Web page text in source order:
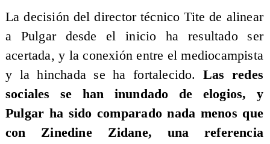
La decisión del director técnico Tite de alinear
a Pulgar desde el inicio ha resultado ser
acertada, y la conexión entre el mediocampista
y la hinchada se ha fortalecido.
Las redes
sociales se han inundado de elogios, y
Pulgar ha sido comparado nada menos que
con Zinedine Zidane, una referencia